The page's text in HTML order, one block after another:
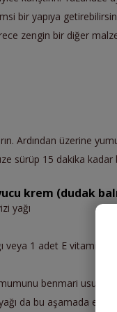
bir yapıya
zengin bir diğer
Ardından üzerine
sürüp 15 dakika
krem (dudak
yağı
veya 1 adet E vitamini
benmari usulü
da bu aşamada